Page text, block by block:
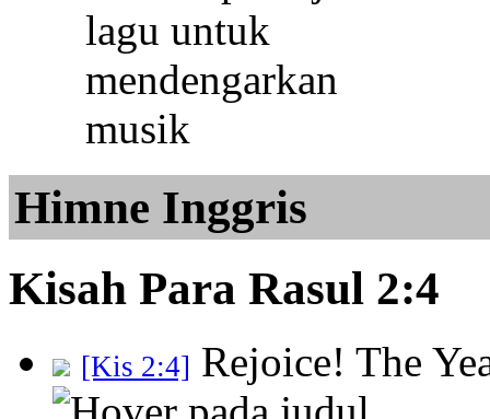
Himne Inggris
Kisah Para Rasul 2:4
[Kis 2:4] Rejoice! The